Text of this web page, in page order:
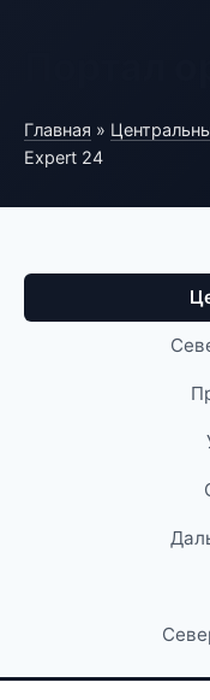
Главная »
Expert 24